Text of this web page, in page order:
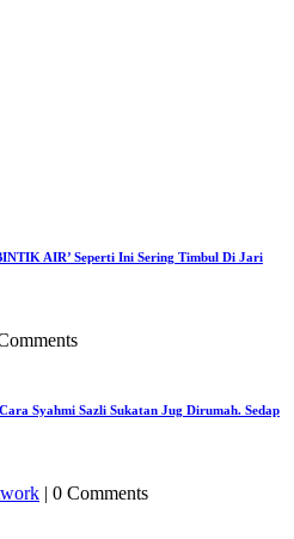
AIR’ Seperti Ini Sering Timbul Di Jari
Syahmi Sazli Sukatan Jug Dirumah. Sedap
| 0 Comments